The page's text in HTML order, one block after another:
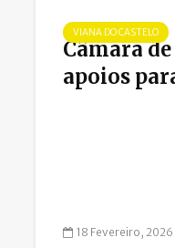
VIANA DO CASTELO
Câmara
apoios
18 Fevereiro, 2026